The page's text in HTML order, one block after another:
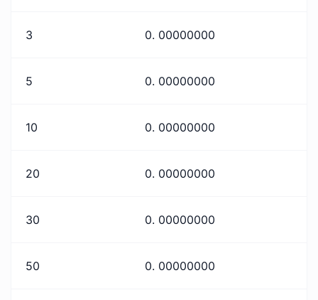
3 0. 00000000
5 0. 00000000
10 0. 00000000
20 0. 00000000
30 0. 00000000
50 0. 00000000